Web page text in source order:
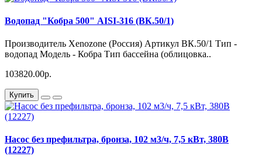
Водопад "Кобра 500" AISI-316 (ВК.50/1)
Производитель Xenozone (Россия) Артикул ВК.50/1 Тип -
водопад Модель - Кобра Тип бассейна (облицовка..
103820.00р.
Купить
Насос без префильтра, бронза, 102 м3/ч, 7,5 кВт, 380В
(12227)